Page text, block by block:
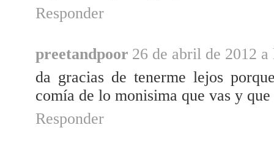
Responder
preetandpoor 26 de abril de 2012 a
da gracias de tenerme lejos
comía de lo monisima que vas y
Responder